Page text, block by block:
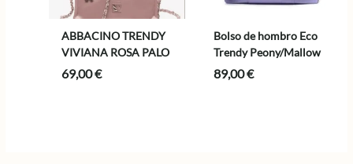
ABBACINO TRENDY
VIVIANA ROSA PALO
69,00€
Bolso de hombro Eco
Trendy Peony/Mallow
89,00€